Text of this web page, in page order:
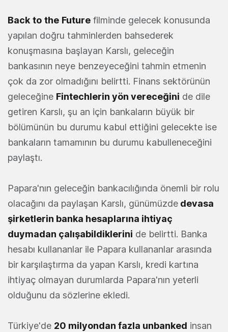
Back to the Future filminde gelecek konusunda
yapılan doğru tahminlerden bahsederek
konuşmasına başlayan Karslı, geleceğin
bankasının neye benzeyeceğini tahmin etmenin
çok da zor olmadığını belirtti. Finans sektörünün
geleceğine Fintechlerin yön vereceğini de dile
getiren Karslı, şu an için bankaların büyük bir
bölümünün bu durumu kabul ettiğini gelecekte ise
bankaların tamamının bu durumu kabulleneceğini
paylaştı.
Papara'nın geleceğin bankacılığında önemli bir rolu
olacağını da paylaşan Karslı, günümüzde devasa
şirketlerin banka hesaplarına ihtiyaç
duymadan çalışabildiklerini de belirtti. Banka
hesabı kullananlar ile Papara kullananlar arasında
bir karşılaştırma da yapan Karslı, kredi kartına
ihtiyaç olmayan durumlarda Papara'nın yeterli
olduğunu da sözlerine ekledi.
Türkiye'de 20 milyondan fazla unbanked insan